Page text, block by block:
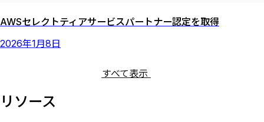
AWSセレクトティアサービスパートナー認定を取得
2026年1月8日
すべて表示
リソース